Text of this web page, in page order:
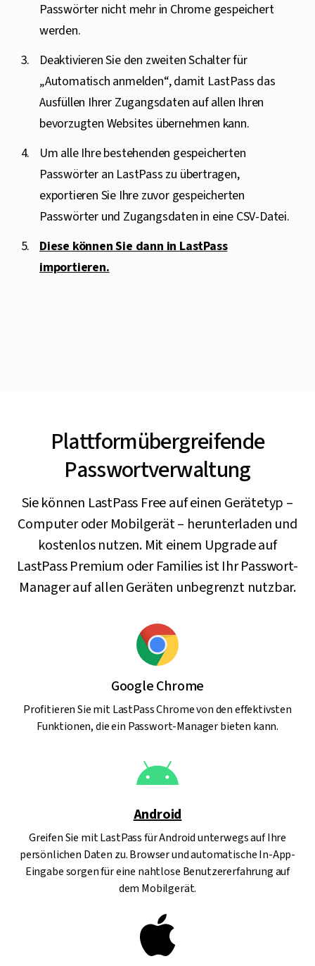
Passwörter nicht mehr in Chrome gespeichert
werden.
Deaktivieren Sie den zweiten Schalter für
„Automatisch anmelden“, damit LastPass das
Ausfüllen Ihrer Zugangsdaten auf allen Ihren
bevorzugten Websites übernehmen kann.
Um alle Ihre bestehenden gespeicherten
Passwörter an LastPass zu übertragen,
exportieren Sie Ihre zuvor gespeicherten
Passwörter und Zugangsdaten in eine CSV-Datei.
Diese können Sie dann in LastPass
importieren.
Plattformübergreifende
Passwortverwaltung
Sie können LastPass Free auf einen Gerätetyp –
Computer oder Mobilgerät – herunterladen und
kostenlos nutzen. Mit einem Upgrade auf
LastPass Premium oder Families ist Ihr Passwort-
Manager auf allen Geräten unbegrenzt nutzbar.
Google Chrome
Profitieren Sie mit LastPass Chrome von den effektivsten
Funktionen, die ein Passwort-Manager bieten kann.
Android
Greifen Sie mit LastPass für Android unterwegs auf Ihre
persönlichen Daten zu. Browser und automatische In-App-
Eingabe sorgen für eine nahtlose Benutzererfahrung auf
dem Mobilgerät.